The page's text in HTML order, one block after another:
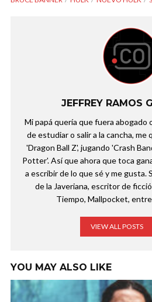
JEFFREY RAMOS
Mi papá quería que fuera abogado
de estudiar o salir a la cancha, me
'Dragon Ball Z', jugando 'Crash
Potter'. Así que ahora que toca
a escribir de lo que sé y me gusta.
de la Javeriana, escritor de
Tiempo, Mallpocket,
VIEW ALL POSTS
YOU MAY ALSO LIKE